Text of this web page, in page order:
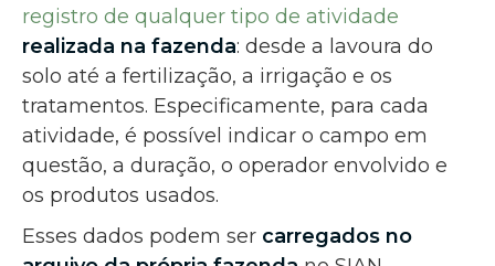
registro de qualquer tipo de atividade
realizada na fazenda: desde a lavoura do
solo até a fertilização, a irrigação e os
tratamentos. Especificamente, para cada
atividade, é possível indicar o campo em
questão, a duração, o operador envolvido e
os produtos usados.
Esses dados podem ser carregados no